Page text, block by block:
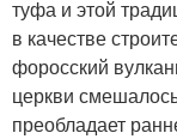
туфа и этой
в качестве
форосский
церкви
преобладает